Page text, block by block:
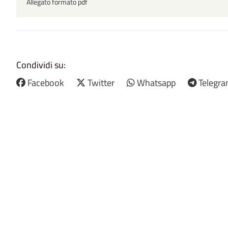
Condividi su:
Facebook
Twitter Whatsapp